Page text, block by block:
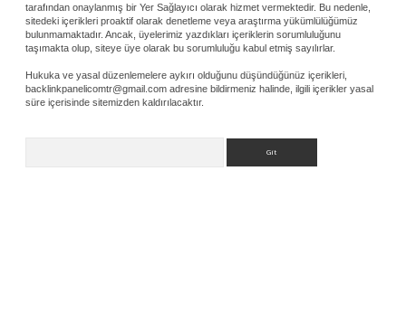
tarafından onaylanmış bir Yer Sağlayıcı olarak hizmet vermektedir. Bu nedenle,
sitedeki içerikleri proaktif olarak denetleme veya araştırma yükümlülüğümüz
bulunmamaktadır. Ancak, üyelerimiz yazdıkları içeriklerin sorumluluğunu
taşımakta olup, siteye üye olarak bu sorumluluğu kabul etmiş sayılırlar.
Hukuka ve yasal düzenlemelere aykırı olduğunu düşündüğünüz içerikleri,
backlinkpanelicomtr@gmail.com adresine bildirmeniz halinde, ilgili içerikler yasal
süre içerisinde sitemizden kaldırılacaktır.